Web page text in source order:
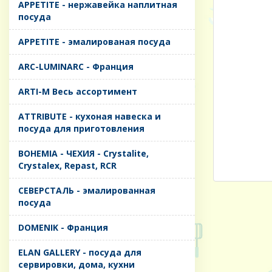
APPETITE - нержавейка наплитная
посуда
APPETITE - эмалированая посуда
ARC-LUMINARC - Франция
ARTI-M Весь ассортимент
ATTRIBUTE - кухоная навеска и
посуда для приготовления
BOHEMIA - ЧЕХИЯ - Crystalite,
Crystalex, Repast, RCR
CЕВЕРСТАЛЬ - эмалированная
посуда
DOMENIK - Франция
ELAN GALLERY - посуда для
сервировки, дома, кухни